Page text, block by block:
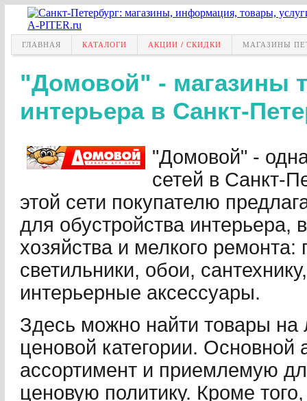
ГЛАВНАЯ КАТАЛОГИ АКЦИИ / СКИДКИ МАГАЗИНЫ
"Домовой" - магазины
интерьера в Санкт-
"Домовой" -
сетей в Санкт-
этой сети покупателю
для обустройства интерьера,
хозяйства и мелкого ремонта:
светильники, обои,
интерьерные аксессуары.
Здесь можно найти товары на
ценовой категории. Основной
ассортимент и приемлемую
ценовую политику. Кроме